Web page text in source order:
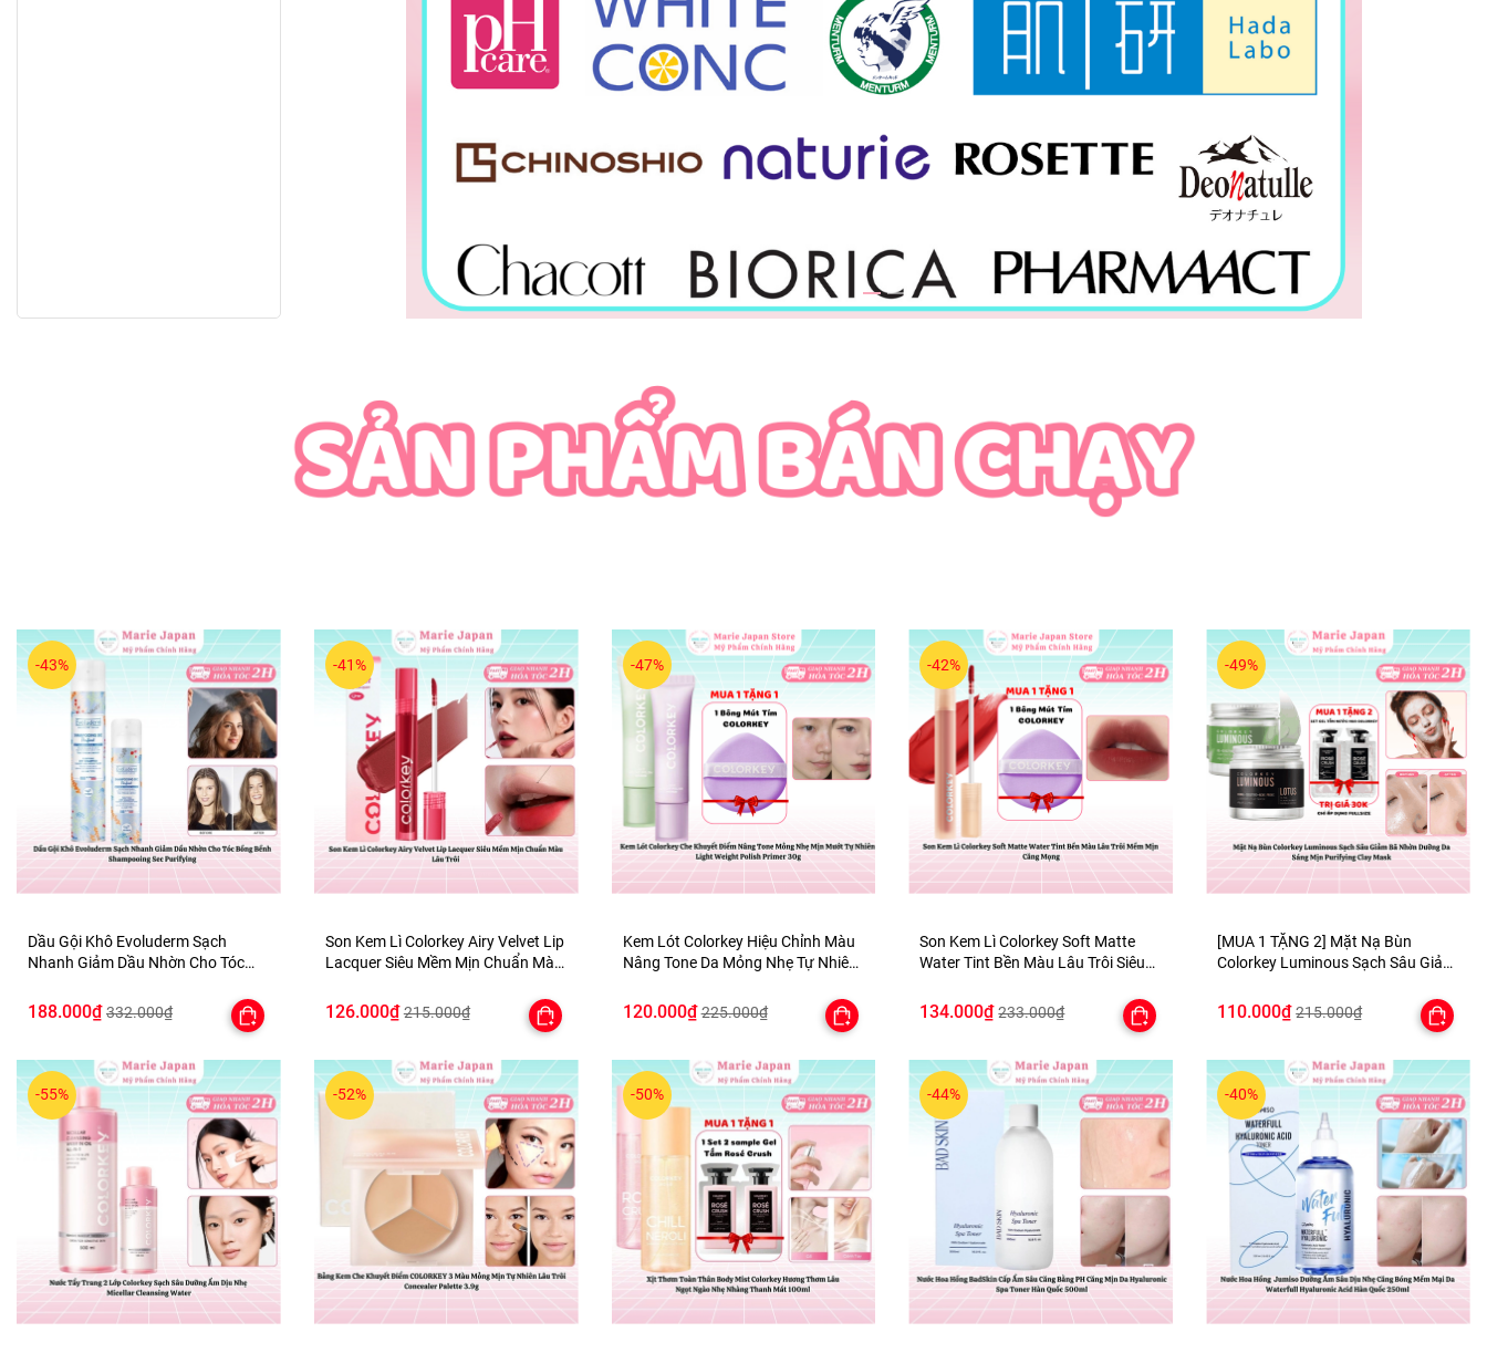
-43%
Dầu Gội Khô Evoluderm Sạch
Nhanh Giảm Dầu Nhờn Cho Tóc
Purifying
188.000₫ 332.000₫
-41%
Son Kem Lì Colorkey Airy Velvet Lip
Lacquer Siêu Mềm Mịn Chuẩn Màu
126.000₫ 215.000₫
-47%
Kem Lót Colorkey Hiệu Chỉnh Màu
Nâng Tone Da Mỏng Nhẹ Tự Nhiên
TẶNG 1 BÔNG MÚT TÍM
120.000₫ 225.000₫
-42%
Son Kem Lì Colorkey Soft Matte
Water Tint Bền Màu Lâu Trôi Siêu
134.000₫ 233.000₫
-49%
[MUA 1 TẶNG 2] Mặt Nạ Bùn
Colorkey Luminous Sạch Sâu Giảm
Purifying Clay Mask - TẶNG SET
SAMPLE 2 GEL TẮM
110.000₫ 215.000₫
-55% -52% -50% -44% -40%